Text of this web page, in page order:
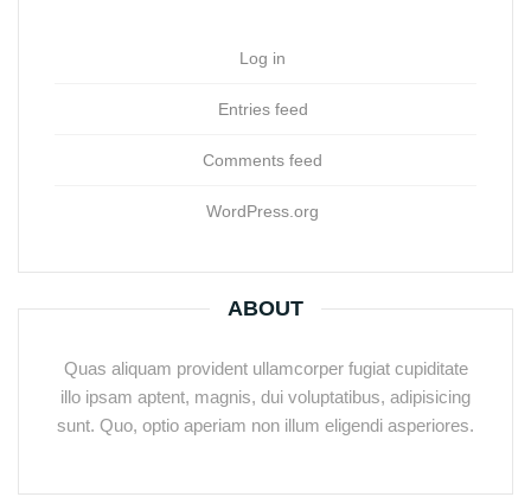
Log in
Entries feed
Comments feed
WordPress.org
ABOUT
Quas aliquam provident ullamcorper fugiat cupiditate
illo ipsam aptent, magnis, dui voluptatibus, adipisicing
sunt. Quo, optio aperiam non illum eligendi asperiores.